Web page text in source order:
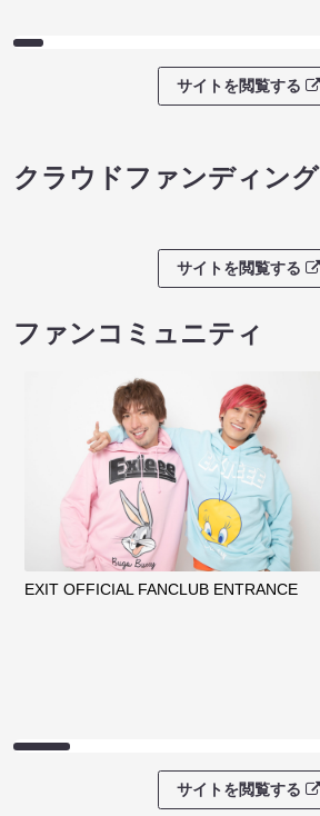
サイトを閲覧する
クラウドファンディング
サイトを閲覧する
ファンコミュニティ
EXIT OFFICIAL FANCLUB ENTRANCE
サイトを閲覧する